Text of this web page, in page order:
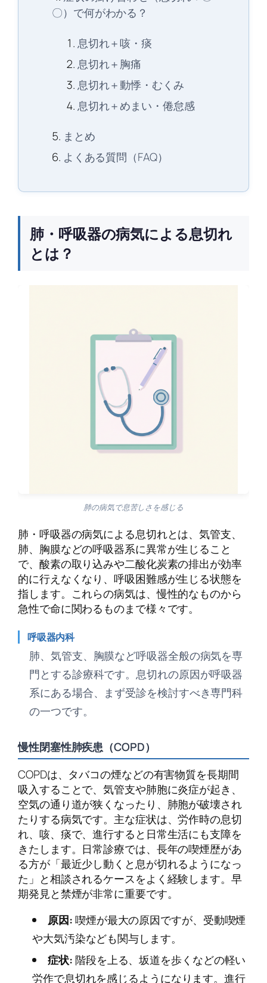
〇）で何がわかる？
息切れ＋咳・痰
息切れ＋胸痛
息切れ＋動悸・むくみ
息切れ＋めまい・倦怠感
まとめ
よくある質問（FAQ）
肺・呼吸器の病気による息切れ
とは？
肺の病気で息苦しさを感じる
肺・呼吸器の病気による息切れとは、気管支、
肺、胸膜などの呼吸器系に異常が生じること
で、酸素の取り込みや二酸化炭素の排出が効率
的に行えなくなり、呼吸困難感が生じる状態を
指します。これらの病気は、慢性的なものから
急性で命に関わるものまで様々です。
呼吸器内科
肺、気管支、胸膜など呼吸器全般の病気を専
門とする診療科です。息切れの原因が呼吸器
系にある場合、まず受診を検討すべき専門科
の一つです。
慢性閉塞性肺疾患（COPD）
COPDは、タバコの煙などの有害物質を長期間
吸入することで、気管支や肺胞に炎症が起き、
空気の通り道が狭くなったり、肺胞が破壊され
たりする病気です。主な症状は、労作時の息切
れ、咳、痰で、進行すると日常生活にも支障を
きたします。日常診療では、長年の喫煙歴があ
る方が「最近少し動くと息が切れるようになっ
た」と相談されるケースをよく経験します。早
期発見と禁煙が非常に重要です。
原因:喫煙が最大の原因ですが、受動喫煙
や大気汚染なども関与します。
症状: 階段を上る、坂道を歩くなどの軽い
労作で息切れを感じるようになります。進行